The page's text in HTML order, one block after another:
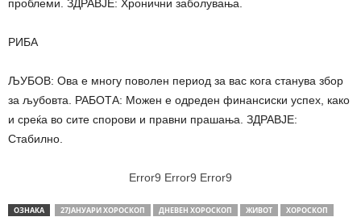
проблеми. ЗДРАВЈЕ: Хронични заболувања.
РИБА
ЉУБОВ: Ова е многу поволен период за вас кога станува збор
за љубовта. РАБОТА: Можен е одреден финансиски успех, како
и среќа во сите спорови и правни прашања. ЗДРАВЈЕ:
Стабилно.
Error9 Error9 Error9
ОЗНАКА 27ЈАНУАРИ ХОРОСКОП ДНЕВЕН ХОРОСКОП ЖИВОТ ХОРОСКОП